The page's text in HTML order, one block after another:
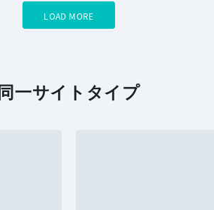
LOAD MORE
同一サイトタイプ